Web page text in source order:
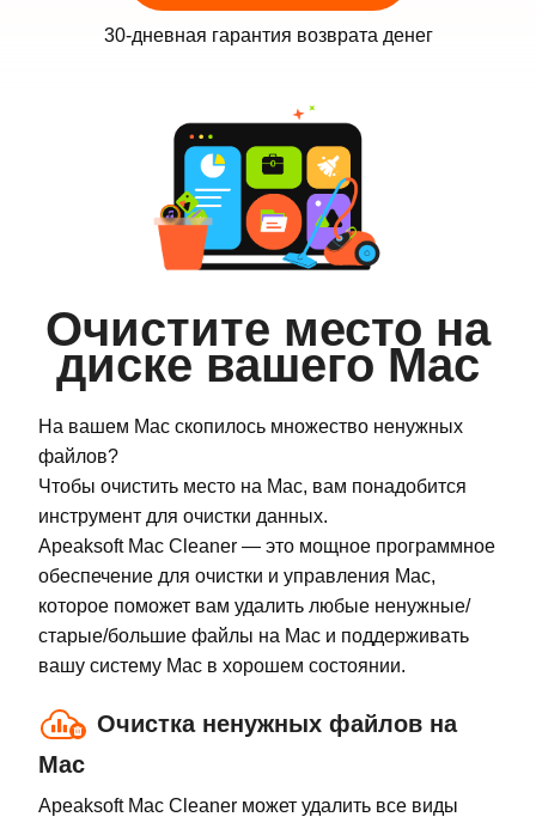
30-дневная гарантия возврата денег
Очистите место на
диске вашего Mac
На вашем Mac скопилось множество ненужных
файлов?
Чтобы очистить место на Mac, вам понадобится
инструмент для очистки данных.
Apeaksoft Mac Cleaner — это мощное программное
обеспечение для очистки и управления Mac,
которое поможет вам удалить любые ненужные/
старые/большие файлы на Mac и поддерживать
вашу систему Mac в хорошем состоянии.
Очистка ненужных файлов на
Mac
Apeaksoft Mac Cleaner может удалить все виды